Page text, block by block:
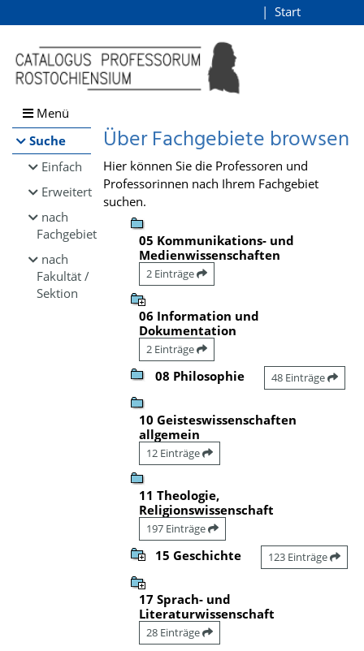
Browsen
direkt zum Inhalt
Start
Menü
Suche
Einfach
Erweitert
nach
Fachgebiet
nach
Fakultät /
Sektion
Über Fachgebiete browsen
Hier können Sie die Professoren und
Professorinnen nach Ihrem Fachgebiet
suchen.
05 Kommunikations- und
Medienwissenschaften
2 Einträge
06 Information und
Dokumentation
2 Einträge
08 Philosophie 48 Einträge
10 Geisteswissenschaften
allgemein
12 Einträge
11 Theologie,
Religionswissenschaft
197 Einträge
15 Geschichte 123 Einträge
17 Sprach- und
Literaturwissenschaft
28 Einträge